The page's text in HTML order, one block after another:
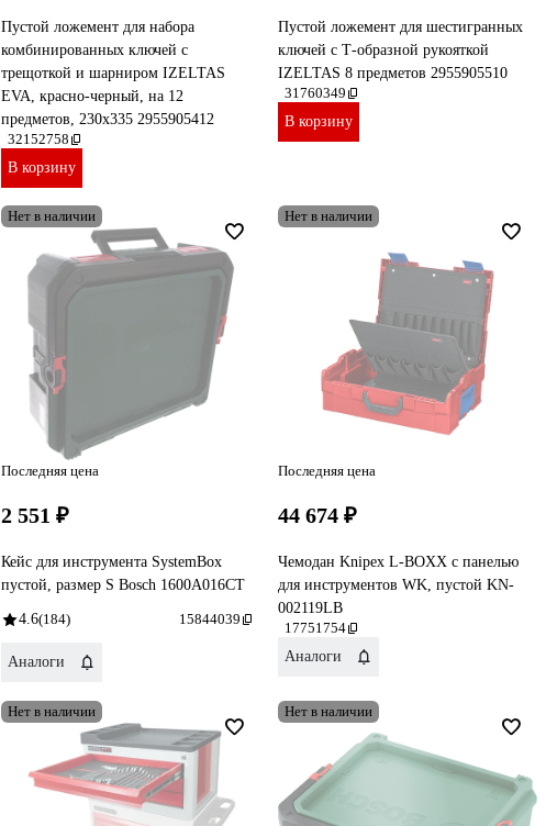
Пустой ложемент для набора
комбинированных ключей с
трещоткой и шарниром IZELTAS
EVA, красно-черный, на 12
предметов, 230x335 2955905412
32152758
В корзину
Пустой ложемент для шестигранных
ключей с Т-образной рукояткой
IZELTAS 8 предметов 2955905510
31760349
В корзину
Нет в наличии
Последняя цена
2 551 ₽
Кейс для инструмента SystemBox
пустой, размер S Bosch 1600A016CT
4.6(184) 15844039
Аналоги
Нет в наличии
Последняя цена
44 674 ₽
Чемодан Knipex L-BOXX с панелью
для инструментов WK, пустой KN-
002119LB
17751754
Аналоги
Нет в наличии Нет в наличии